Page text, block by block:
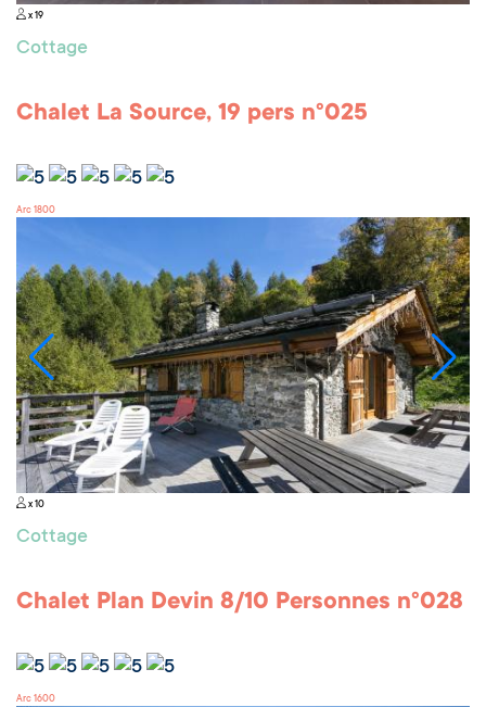
x 19
Cottage
Chalet La Source, 19 pers n°025
Arc 1800
x 10
Cottage
Chalet Plan Devin 8/10 Personnes n°028
Arc 1600